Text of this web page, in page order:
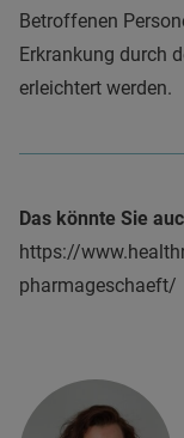
Betroffenen
Erkrankung durch
erleichtert werden.
Das könnte Sie
https://
pharmageschaeft/